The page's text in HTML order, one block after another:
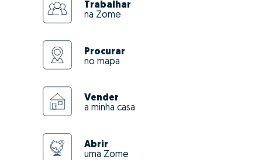
Trabalhar
na Zome
Procurar
no mapa
Vender
a minha casa
Abrir
uma Zome